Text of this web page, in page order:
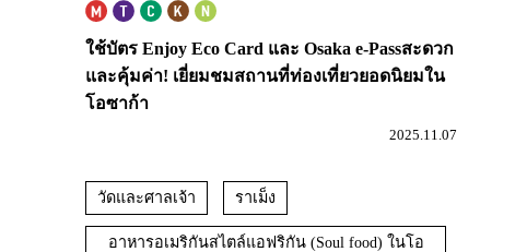
ใช้บัตร Enjoy Eco Card และ Osaka e-Passสะดวก
และคุ้มค่า! เยี่ยมชมสถานที่ท่องเที่ยวยอดนิยมใน
โอซาก้า
2025.11.07
วัดและศาลเจ้า ราเม็ง
อาหารอเมริกันสไตล์แอฟริกัน (Soul food) ในโอ